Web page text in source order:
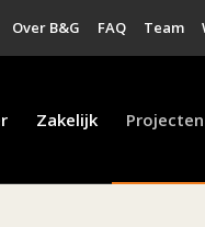
Over B&G FAQ Team
Zakelijk Projecten